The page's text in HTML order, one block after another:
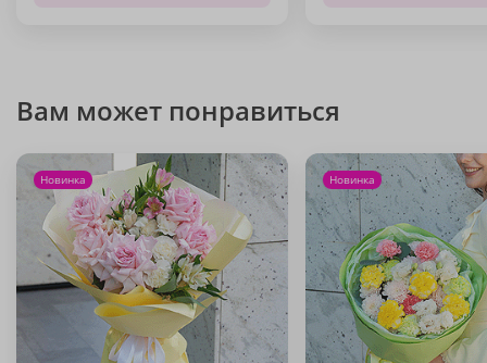
Вам может понравиться
Новинка Новинка